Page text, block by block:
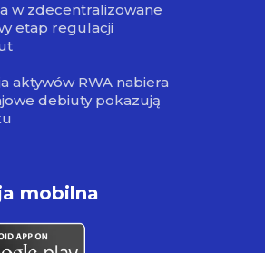
w zdecentralizowane
etap regulacji
aktywów RWA nabiera
debiuty pokazują
mobilna